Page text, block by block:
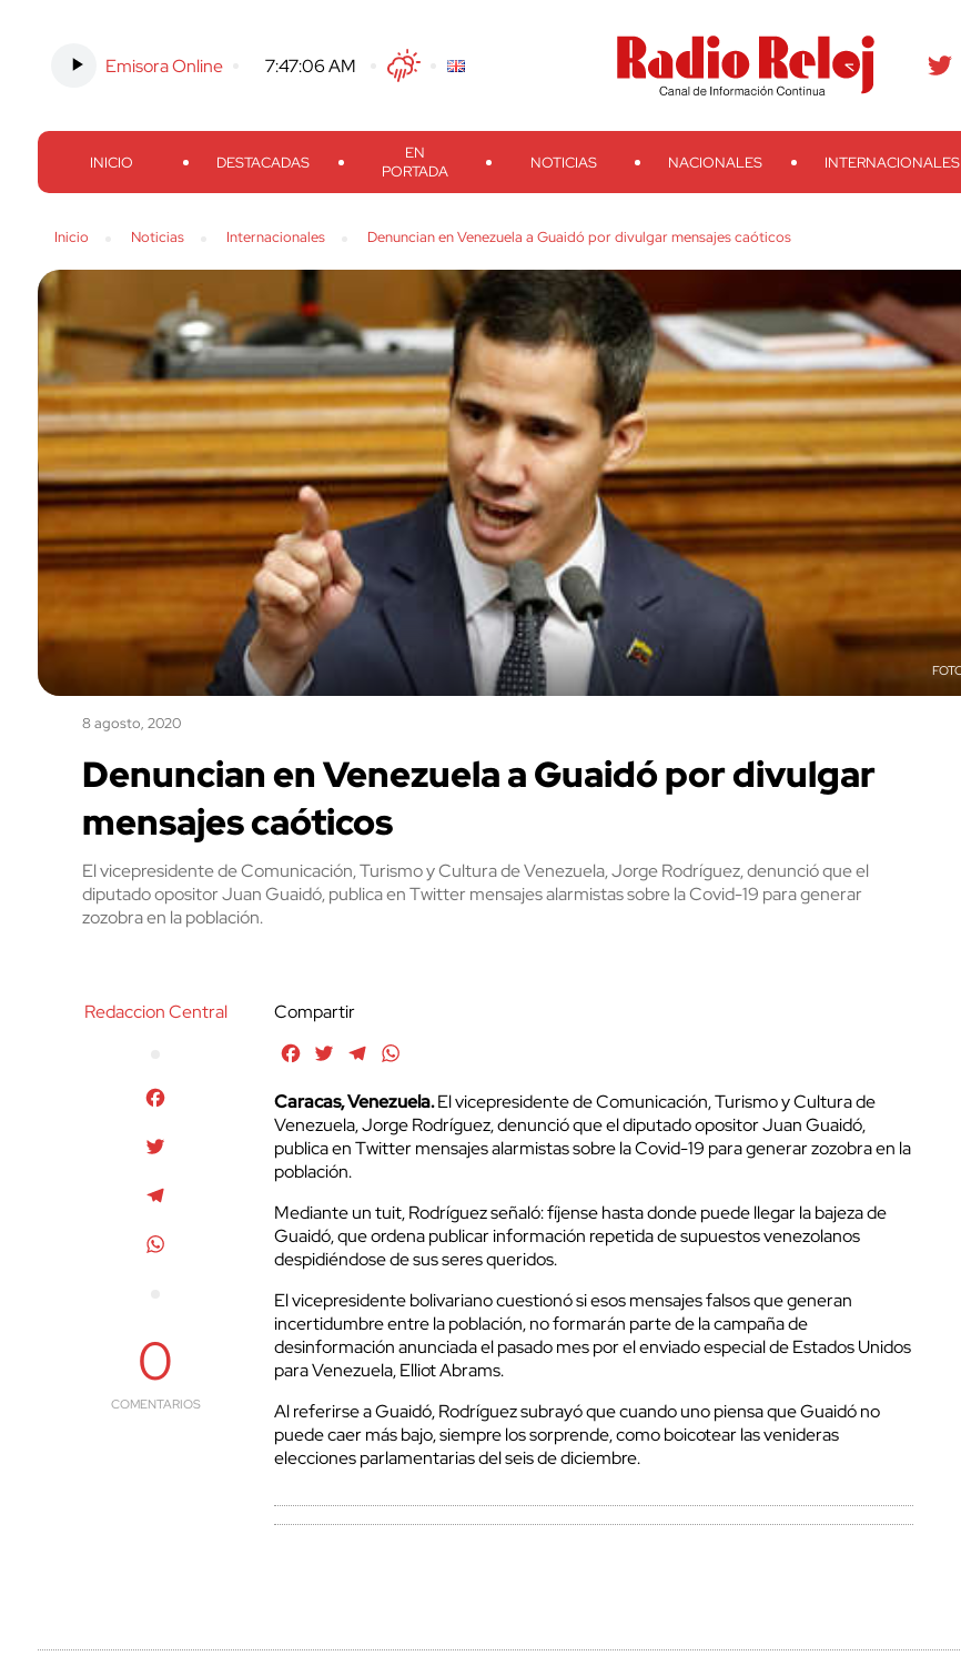
Emisora Online -7:47:07 AM TwitterFacebook
Threads
Instagram TelegramTeveo Ivoox RSS Search
INICIO DESTACADAS
EN
PORTADA
NOTICIAS NACIONALES INTERNACIONALES
Inicio Noticias Internacionales Denuncian en Venezuela a Guaidó por divulgar mensajes caóticos
8 agosto, 2020
Denuncian en Venezuela a Guaidó por divulgar
mensajes caóticos
El vicepresidente de Comunicación, Turismo y Cultura de Venezuela, Jorge Rodríguez, denunció que el
diputado opositor Juan Guaidó, publica en Twitter mensajes alarmistas sobre la Covid-19 para generar
zozobra en la población.
Redaccion Central
0
COMENTARIOS
Compartir
FacebookTwitterTelegram
Caracas, Venezuela.El vicepresidente de Comunicación, Turismo y Cultura de
Venezuela, Jorge Rodríguez, denunció que el diputado opositor Juan Guaidó,
publica en Twitter mensajes alarmistas sobre la Covid-19 para generar zozobra en la
población.
Mediante un tuit, Rodríguez señaló: fíjense hasta donde puede llegar la bajeza de
Guaidó, que ordena publicar información repetida de supuestos venezolanos
despidiéndose de sus seres queridos.
El vicepresidente bolivariano cuestionó si esos mensajes falsos que generan
incertidumbre entre la población, no formarán parte de la campaña de
desinformación anunciada el pasado mes por el enviado especial de Estados Unidos
para Venezuela, Elliot Abrams.
Al referirse a Guaidó, Rodríguez subrayó que cuando uno piensa que Guaidó no
puede caer más bajo, siempre los sorprende, como boicotear las venideras
elecciones parlamentarias del seis de diciembre.